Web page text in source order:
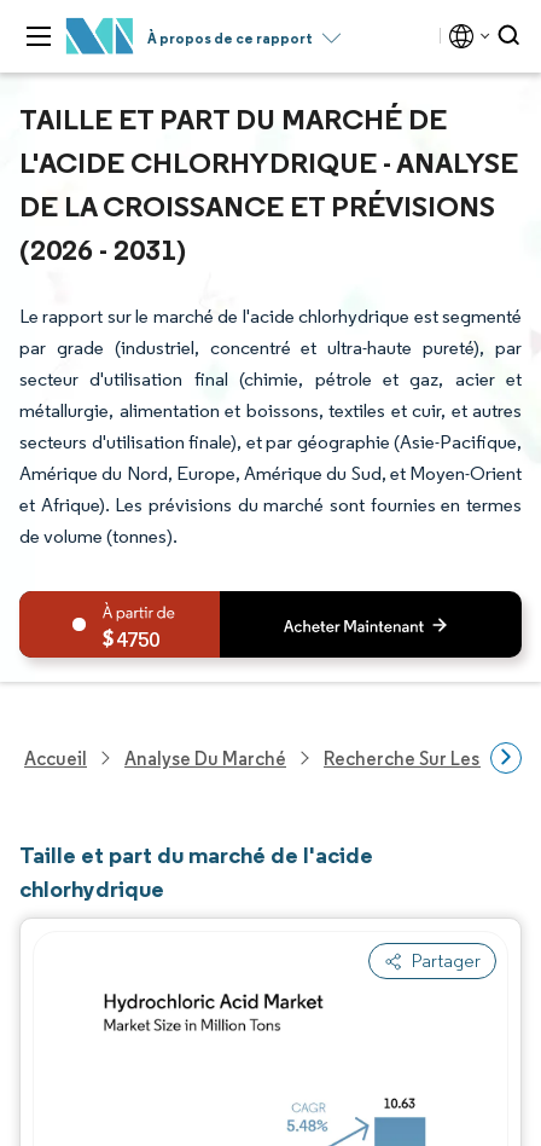
À propos de ce rapport
TAILLE ET PART DU MARCHÉ DE
L'ACIDE CHLORHYDRIQUE - ANALYSE
DE LA CROISSANCE ET PRÉVISIONS
(2026 - 2031)
Le rapport sur le marché de l'acide chlorhydrique est segmenté
par grade (industriel, concentré et ultra-haute pureté), par
secteur d'utilisation final (chimie, pétrole et gaz, acier et
métallurgie, alimentation et boissons, textiles et cuir, et autres
secteurs d'utilisation finale), et par géographie (Asie-Pacifique,
Amérique du Nord, Europe, Amérique du Sud, et Moyen-Orient
et Afrique). Les prévisions du marché sont fournies en termes
de volume (tonnes).
4750
Accueil Analyse Du Marché Recherche Sur Les
Taille et part du marché de l'acide
chlorhydrique
Partager